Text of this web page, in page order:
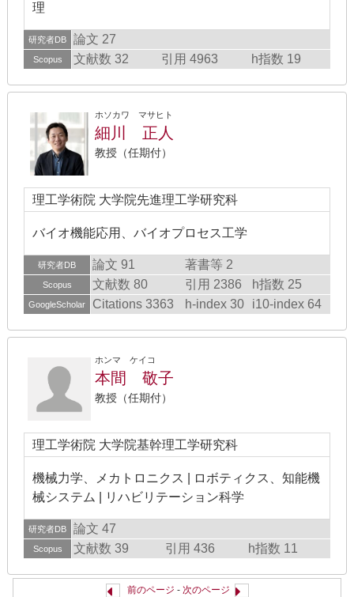
理
研究者DB 論文 27
Scopus 文献数 32 引用 4963 h指数 19
ホソカワ マサヒト
細川 正人
教授（任期付）
理工学術院 大学院先進理工学研究科
バイオ機能応用、バイオプロセス工学
研究者DB 論文 91 著書等 2
Scopus 文献数 80 引用 2386 h指数 25
GoogleScholar Citations 3363 h-index 30 i10-index 64
ホンマ ケイコ
本間 敬子
教授（任期付）
理工学術院 大学院基幹理工学研究科
機械力学、メカトロニクス | ロボティクス、知能機
械システム | リハビリテーション科学
研究者DB 論文 47
Scopus 文献数 39 引用 436 h指数 11
前のページ - 次のページ